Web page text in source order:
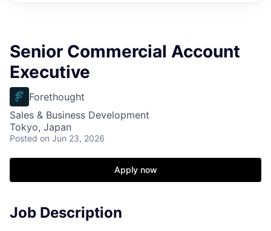
Senior Commercial Account
Executive
Forethought
Sales & Business Development
Tokyo, Japan
Posted on Jun 23, 2026
Apply now
Job Description